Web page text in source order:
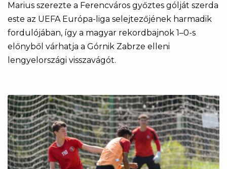
Marius szerezte a Ferencváros győztes gólját szerda
este az UEFA Európa-liga selejtezőjének harmadik
fordulójában, így a magyar rekordbajnok 1–0-s
előnyből várhatja a Górnik Zabrze elleni
lengyelországi visszavágót.